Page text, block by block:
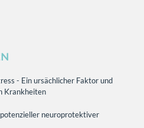
- Ein ursächlicher Faktor und
Krankheiten
neuroprotektiver